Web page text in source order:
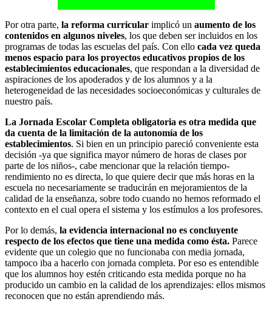
Por otra parte, la reforma curricular implicó un aumento de los
contenidos en algunos niveles, los que deben ser incluidos en los
programas de todas las escuelas del país. Con ello cada vez queda
menos espacio para los proyectos educativos propios de los
establecimientos educacionales, que respondan a la diversidad de
aspiraciones de los apoderados y de los alumnos y a la
heterogeneidad de las necesidades socioeconómicas y culturales de
nuestro país.
La Jornada Escolar Completa obligatoria es otra medida que
da cuenta de la limitación de la autonomía de los
establecimientos. Si bien en un principio pareció conveniente esta
decisión -ya que significa mayor número de horas de clases por
parte de los niños-, cabe mencionar que la relación tiempo-
rendimiento no es directa, lo que quiere decir que más horas en la
escuela no necesariamente se traducirán en mejoramientos de la
calidad de la enseñanza, sobre todo cuando no hemos reformado el
contexto en el cual opera el sistema y los estímulos a los profesores.
Por lo demás, la evidencia internacional no es concluyente
respecto de los efectos que tiene una medida como ésta. Parece
evidente que un colegio que no funcionaba con media jornada,
tampoco iba a hacerlo con jornada completa. Por eso es entendible
que los alumnos hoy estén criticando esta medida porque no ha
producido un cambio en la calidad de los aprendizajes: ellos mismos
reconocen que no están aprendiendo más.